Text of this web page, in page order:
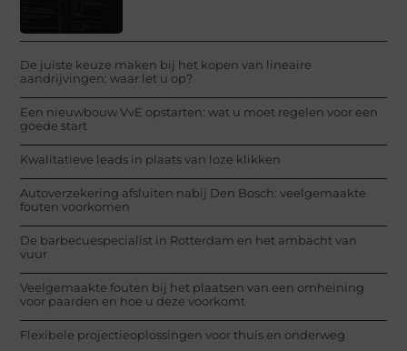
De juiste keuze maken bij het kopen van lineaire
aandrijvingen: waar let u op?
Een nieuwbouw VvE opstarten: wat u moet regelen voor een
goede start
Kwalitatieve leads in plaats van loze klikken
Autoverzekering afsluiten nabij Den Bosch: veelgemaakte
fouten voorkomen
De barbecuespecialist in Rotterdam en het ambacht van
vuur
Veelgemaakte fouten bij het plaatsen van een omheining
voor paarden en hoe u deze voorkomt
Flexibele projectieoplossingen voor thuis en onderweg